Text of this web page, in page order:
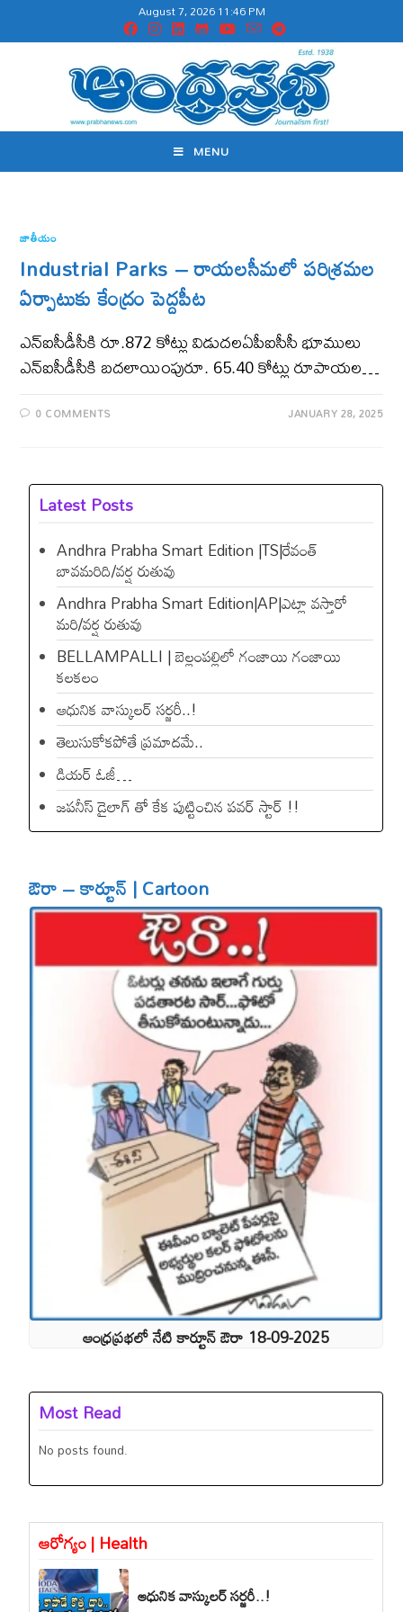
August 7, 2026 11:46 PM
MENU
జాతీయం
Industrial Parks – రాయలసీమలో పరిశ్రమల
ఏర్పాటుకు కేంద్రం పెద్దపీట
ఎన్‌ఐసీడీసీకి రూ.872 కోట్లు విడుదలఏపీఐసీసీ భూములు
ఎన్‌ఐసీడీసీకి బ‌ద‌లాయింపురూ. 65.40 కోట్లు రూపాయల…
0 COMMENTS JANUARY 28, 2025
Latest Posts
Andhra Prabha Smart Edition |TS|రేవంత్​
బావమరిది/వర్ష రుతువు
Andhra Prabha Smart Edition|AP|ఎట్లా వస్తారో
మరి/వర్ష రుతువు
BELLAMPALLI | బెల్లంపల్లిలో గంజాయి గంజాయి
కలకలం
ఆధునిక వాస్కులర్ సర్జరీ..!
తెలుసుకోకపోతే ప్రమాదమే..
డియ‌ర్ ఓజీ…
జపనీస్ డైలాగ్ తో కేక పుట్టించిన ప‌వ‌ర్ స్టార్ !!
ఔరా – కార్టూన్ | Cartoon
ఆంధ్రప్రభలో నేటి కార్టూన్ ఔరా 18-09-2025
Most Read
No posts found.
ఆరోగ్యం | Health
ఆధునిక వాస్కులర్ సర్జరీ..!